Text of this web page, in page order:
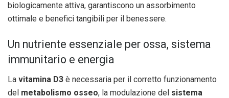
biologicamente attiva, garantiscono un assorbimento
ottimale e benefici tangibili per il benessere.
Un nutriente essenziale per ossa, sistema
immunitario e energia
La vitamina D3 è necessaria per il corretto funzionamento
del metabolismo osseo, la modulazione del sistema